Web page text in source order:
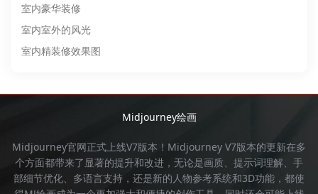
室内豪华装修
室内室外的风光
室内精装修效果图
Midjourney绘画
Midjourney官网正式上线V7版本！ Midjourney V7版本的更新在多
个方面都带来了显著的提升和改进，无论是画质、提示词理解、手
部细节优化、多语言支持，还是新的人物参考系统和3D功能，都使